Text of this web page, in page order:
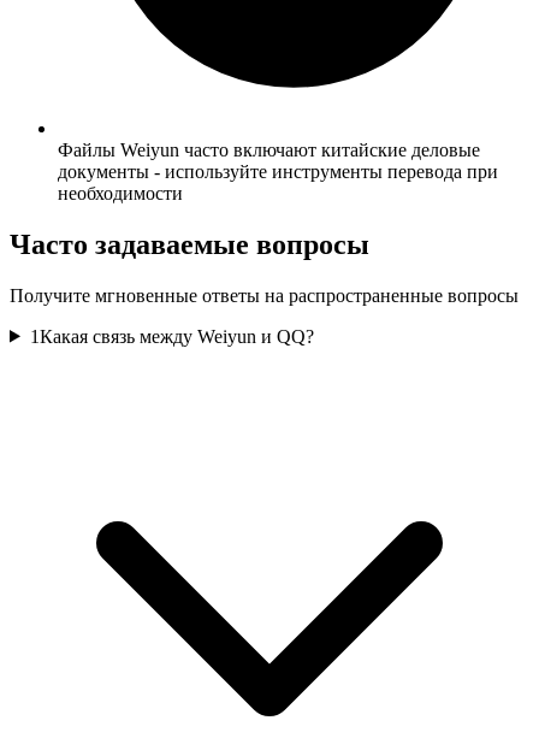
Файлы Weiyun часто включают китайские деловые
документы - используйте инструменты перевода при
необходимости
Часто задаваемые вопросы
Получите мгновенные ответы на распространенные вопросы
1Какая связь между Weiyun и QQ?